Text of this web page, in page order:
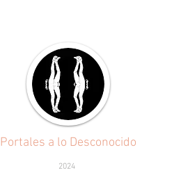
Portales a lo Desconocido
2024